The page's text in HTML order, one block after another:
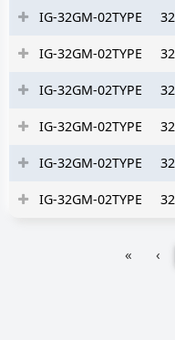
IG-32GM-02TYPE 32
IG-32GM-02TYPE 32
IG-32GM-02TYPE 32
IG-32GM-02TYPE 32
IG-32GM-02TYPE 32
IG-32GM-02TYPE 32
« ‹